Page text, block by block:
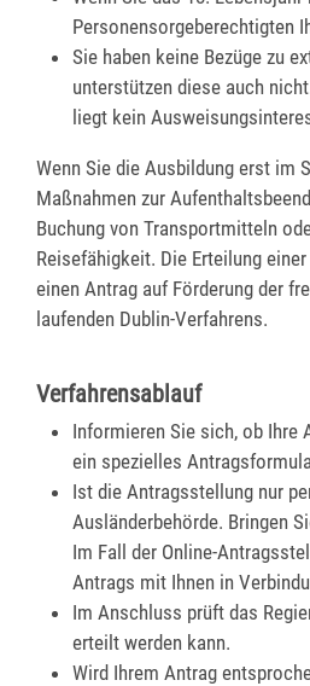
Personensorgeberechtigten
Sie haben keine Bezüge zu
unterstützen diese auch
liegt kein
Wenn Sie die Ausbildung erst im
Maßnahmen zur
Buchung von Transportmitteln
Reisefähigkeit. Die Erteilung
einen Antrag auf Förderung der
laufenden Dublin-Verfahrens.
Verfahrensablauf
Informieren Sie sich, ob Ihre
ein spezielles
Ist die Antragsstellung nur
Ausländerbehörde. Bringen
Im Fall der Online-
Antrags mit Ihnen in
Im Anschluss prüft das
erteilt werden kann.
Wird Ihrem Antrag